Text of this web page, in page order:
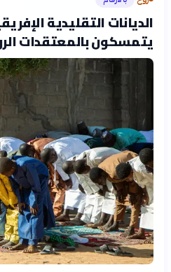
التقليدية الإفريقية
بالمعتقدات